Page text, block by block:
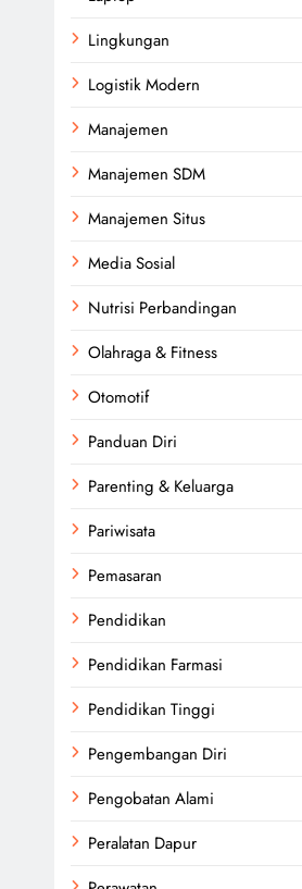
Lingkungan
Logistik Modern
Manajemen
Manajemen SDM
Manajemen Situs
Media Sosial
Nutrisi Perbandingan
Olahraga & Fitness
Otomotif
Panduan Diri
Parenting & Keluarga
Pariwisata
Pemasaran
Pendidikan
Pendidikan Farmasi
Pendidikan Tinggi
Pengembangan Diri
Pengobatan Alami
Peralatan Dapur